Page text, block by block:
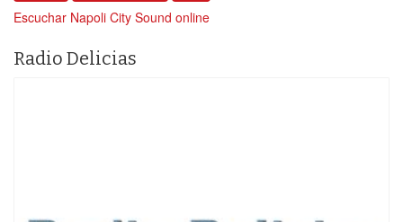
Escuchar Napoli City Sound online
Radio Delicias